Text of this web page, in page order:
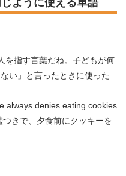
ように使える単語
を指す言葉だね。子どもが何
い」と言ったときに使った
always denies eating cookies
きで、夕食前にクッキーを